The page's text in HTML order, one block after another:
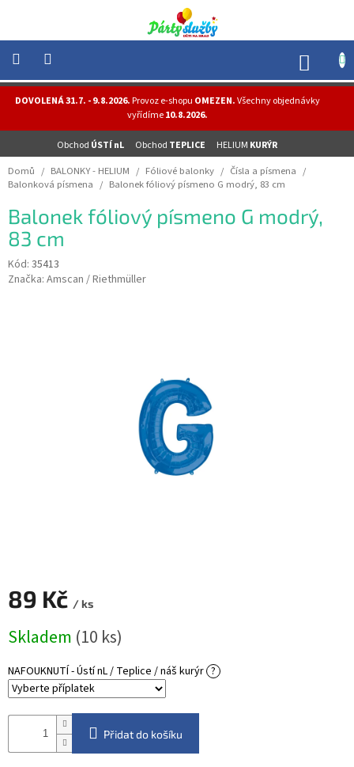
obsah
DOVOLENÁ 31.7. - 9.8.2026.Provoz e-shopu OMEZEN.Všechny objednávky
vyřídíme10.8.2026.
Obchod ÚSTÍ nL Obchod TEPLICE HELIUM KURÝR
NOVINKY
HELIUM
-
OSLAVY
MASKY
-
KOSTÝMY
Domů / BALONKY - HELIUM / Fóliové balonky / Čísla a písmena /
Balonková písmena / Balonek fóliový písmeno G modrý, 83 cm
Balonek fóliový písmeno G modrý,
83 cm
Kód: 35413
Značka: Amscan / Riethmüller
89 Kč / ks
cena:
Skladem (10 ks)
NAFOUKNUTÍ - Ústí nL / Teplice / náš kurýr ?
Přidat do košíku